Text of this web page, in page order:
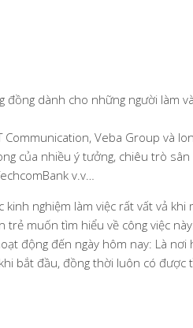
đồng dành cho những người làm
Veba Group và
của nhiều ý tưởng, chiêu trò sân
v.v…
nghiệm làm việc rất vất vả khi
muốn tìm hiểu về công việc
động đến ngày hôm nay: Là nơi
bắt đầu, đồng thời luôn có được